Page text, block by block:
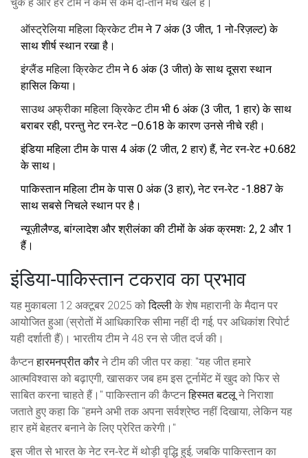
ऑस्ट्रेलिया महिला क्रिकेट टीमने 7 अंक (3 जीत, 1 नो‑रिज़ल्ट) के
साथ शीर्ष स्थान रखा है।
इंग्लैंड महिला क्रिकेट टीमने 6 अंक (3 जीत) के साथ दूसरा स्थान
हासिल किया।
साउथ अफ्रीका महिला क्रिकेट टीमभी 6 अंक (3 जीत, 1 हार) के साथ
बराबर रही, परन्तु नेट रन‑रेट –0.618 के कारण उनसे नीचे रही।
इंडिया महिला टीम के पास 4 अंक (2 जीत, 2 हार) हैं, नेट रन‑रेट +0.682
के साथ।
पाकिस्तान महिला टीम के पास 0 अंक (3 हार), नेट रन‑रेट -1.887 के
साथ सबसे निचले स्थान पर है।
न्यूज़ीलैण्ड, बांग्लादेश और श्रीलंका की टीमों के अंक क्रमशः 2, 2 और 1
हैं।
इंडिया‑पाकिस्तान टकराव का प्रभाव
यह मुकाबला 12 अक्टूबर 2025 कोदिल्ली के शेष महारानी के मैदान पर
आयोजित हुआ (स्रोतों में आधिकारिक सीमा नहीं दी गई, पर अधिकांश रिपोर्ट
यही दर्शाती हैं)। भारतीय टीम ने 48 रन से जीत दर्ज की।
कैप्टनहारमनप्रीत कौर ने टीम की जीत पर कहा: "यह जीत हमारे
आत्मविश्वास को बढ़ाएगी, खासकर जब हम इस टूर्नामेंट में खुद को फिर से
साबित करना चाहते हैं।" पाकिस्तान की कैप्टनहिस्मत बटलूने निराशा
जताते हुए कहा कि "हमने अभी तक अपना सर्वश्रेष्ठ नहीं दिखाया, लेकिन यह
हार हमें बेहतर बनाने के लिए प्रेरित करेगी।"
इस जीत से भारत के नेट रन‑रेट में थोड़ी वृद्धि हुई, जबकि पाकिस्तान का